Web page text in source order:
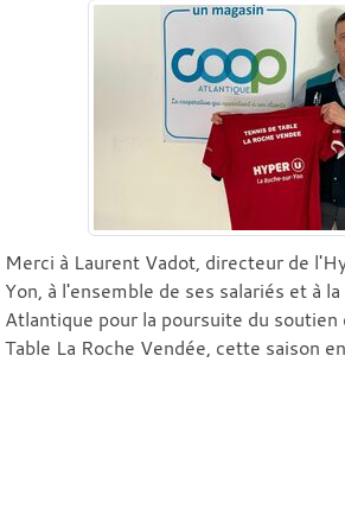
Merci à Laurent Vadot, directeur de
Yon, à l'ensemble de ses salariés et à
Atlantique pour la poursuite du soutien
Table La Roche Vendée, cette saison